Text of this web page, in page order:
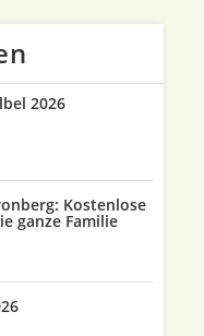
2026
Kostenlose
ganze Familie